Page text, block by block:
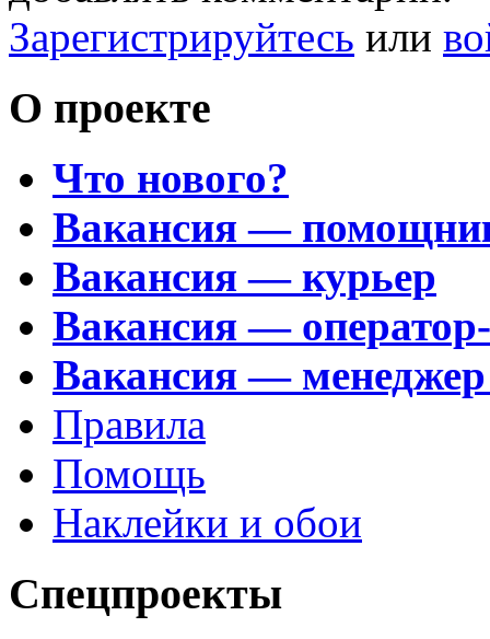
Зарегистрируйтесь или
О проекте
Что нового?
Вакансия —
Вакансия — курьер
Вакансия —
Вакансия —
Правила
Помощь
Наклейки и обои
Спецпроекты